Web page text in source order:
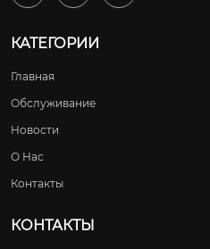
КАТЕГОРИИ
Главная
Обслуживание
Новости
О Нас
Контакты
КОНТАКТЫ